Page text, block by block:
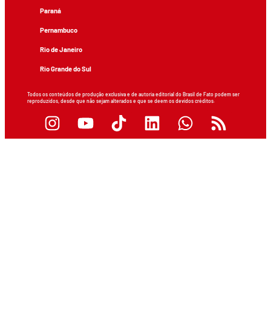
Paraná
Pernambuco
Rio de Janeiro
Rio Grande do Sul
Todos os conteúdos de produção exclusiva e de autoria editorial do Brasil de Fato podem ser
reproduzidos, desde que não sejam alterados e que se deem os devidos créditos.